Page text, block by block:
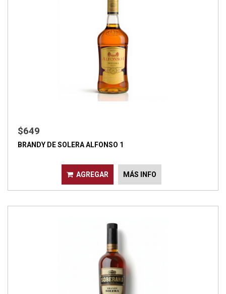
$649
BRANDY DE SOLERA ALFONSO 1
AGREGAR MÁS INFO